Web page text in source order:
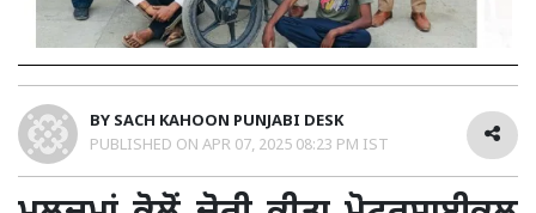
BY SACH KAHOON PUNJABI DESK
PUBLISHED ON APR 07, 2025 08:23 PM IST